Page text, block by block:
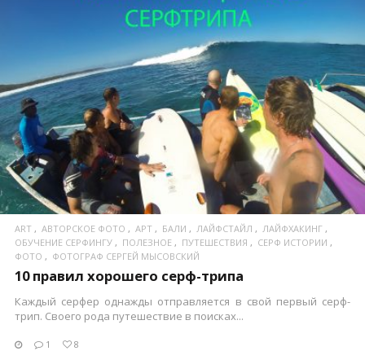
ПОСМОТРЕТЬ
ART АВТОРСКОЕ ФОТО АРТ БАЛИ ЛАЙФСТАЙЛ
ЛАЙФХАКИНГ
ОБУЧЕНИЕ СЕРФИНГУ
ПОЛЕЗНОЕ ПУТЕШЕСТВИЯ
СЕРФ ИСТОРИИ
ФОТО
ФОТОГРАФ СЕРГЕЙ МЫСОВСКИЙ
10 правил хорошего серф-трипа
Каждый серфер однажды отправляется в свой первый серф-
трип. Своего рода путешествие в поисках...
1 8